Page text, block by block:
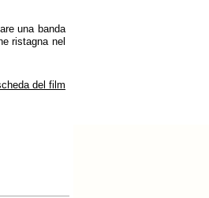
una banda
ristagna nel
del film